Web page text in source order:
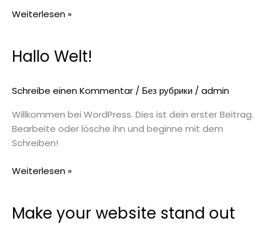
Weiterlesen »
Hallo Welt!
Schreibe einen Kommentar / Без рубрики / admin
Willkommen bei WordPress. Dies ist dein erster Beitrag.
Bearbeite oder lösche ihn und beginne mit dem
Schreiben!
Hallo
Weiterlesen »
Make your website stand out
Make